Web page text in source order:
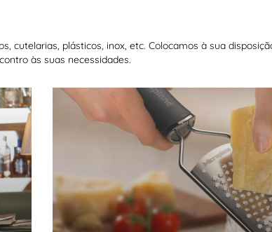
cutelarias, plásticos, inox, etc. Colocamos à sua
às suas necessidades.